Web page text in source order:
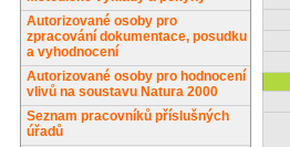
Autorizované osoby pro
zpracování dokumentace, posudku
a vyhodnocení
Autorizované osoby pro hodnocení
vlivů na soustavu Natura 2000
Seznam pracovníků příslušných
úřadů